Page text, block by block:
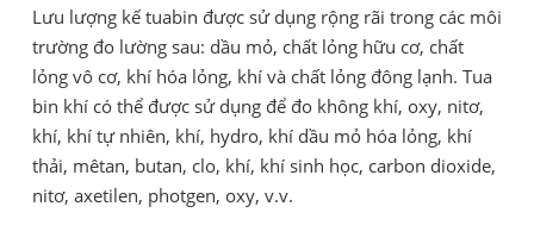
Lưu lượng kế tuabin được sử dụng rộng rãi trong các môi
trường đo lường sau: dầu mỏ, chất lỏng hữu cơ, chất
lỏng vô cơ, khí hóa lỏng, khí và chất lỏng đông lạnh. Tua
bin khí có thể được sử dụng để đo không khí, oxy, nitơ,
khí, khí tự nhiên, khí, hydro, khí dầu mỏ hóa lỏng, khí
thải, mêtan, butan, clo, khí, khí sinh học, carbon dioxide,
nitơ, axetilen, photgen, oxy, v.v.